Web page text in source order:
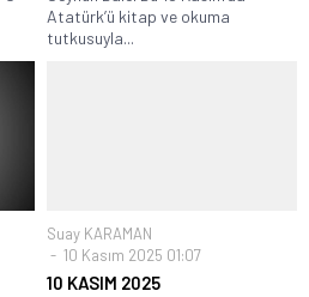
Atatürk’ü kitap ve okuma
tutkusuyla...
Suay KARAMAN
10 Kasım 2025 01:07
10 KASIM 2025